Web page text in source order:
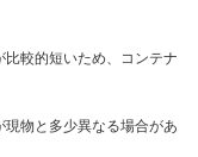
較的短いため、コンテナ
物と多少異なる場合があ